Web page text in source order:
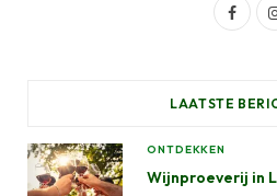
F
LAATSTE
ONTDEKKEN
Wijnproeverij in